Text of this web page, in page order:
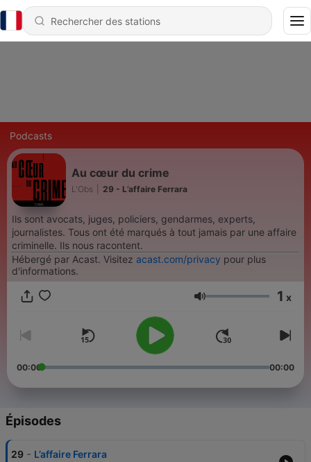
Podcasts
Au cœur du crime
L'Obs 29 - L’affaire Ferrara
Ils sont avocats, juges, policiers, gendarmes, experts,
journalistes. Tous ont été marqués à tout jamais par une affaire
criminelle. Ils nous racontent.
Hébergé par Acast. Visitez acast.com/privacy pour plus
d'informations.
Volume 1 x
00:00 00:00
Épisodes
29 - L’affaire Ferrara